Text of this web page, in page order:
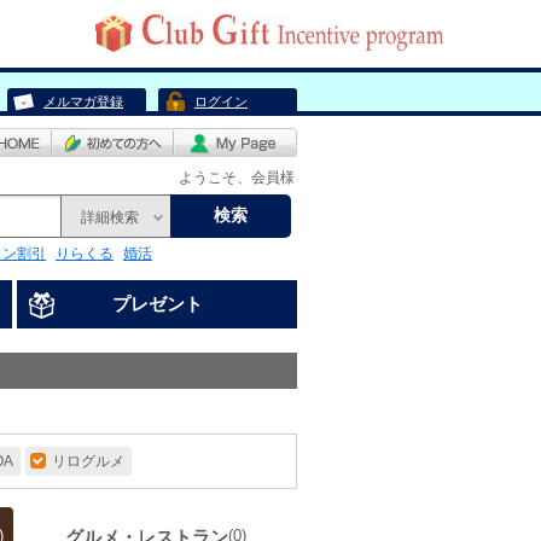
メルマガ登録 ログイン
ようこそ、会員様
詳細検索 検索
割引 りらくる 婚活
プレゼント
リログルメ
グルメ・レストラン(0)